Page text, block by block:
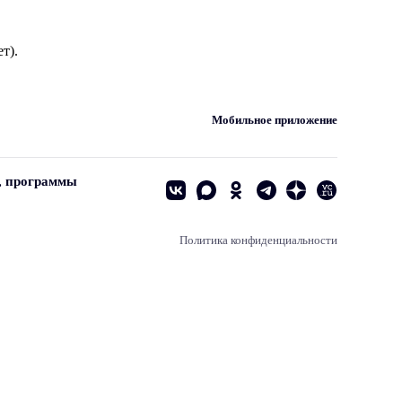
Мобильное приложение
программы
Политика конфиденциальности